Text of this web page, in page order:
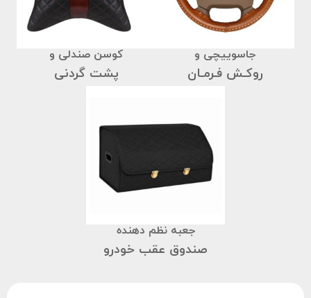
جاسوییچی و
روکـش فـرمـان
کوسن صندلی و
پشت گردنی
جعبه نظم دهنده
صندوق عقب خودرو